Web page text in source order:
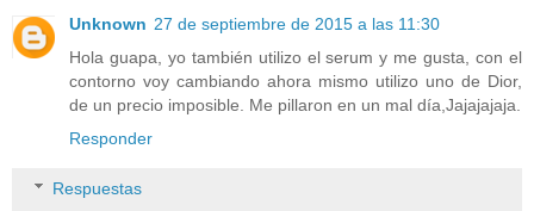
Unknown 27 de septiembre de 2015 a las 11:30
Hola guapa, yo también utilizo el serum y me gusta, con el
contorno voy cambiando ahora mismo utilizo uno de Dior,
de un precio imposible. Me pillaron en un mal día,Jajajajaja.
Responder
Respuestas